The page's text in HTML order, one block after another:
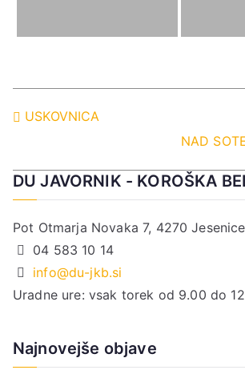
Navigacija
USKOVNICA
NAD
DU JAVORNIK - KOROŠKA
Pot Otmarja Novaka 7, 4270 Jesenice
04 583 10 14
info@du-jkb.si
Uradne ure: vsak torek od 9.00 do
Najnovejše objave